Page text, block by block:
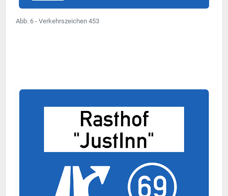
Abb. 6 - Verkehrszeichen 453